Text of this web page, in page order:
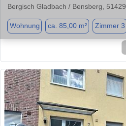
Bergisch Gladbach / Bensberg, 51429
Wohnung ca. 85,00 m² Zimmer 3